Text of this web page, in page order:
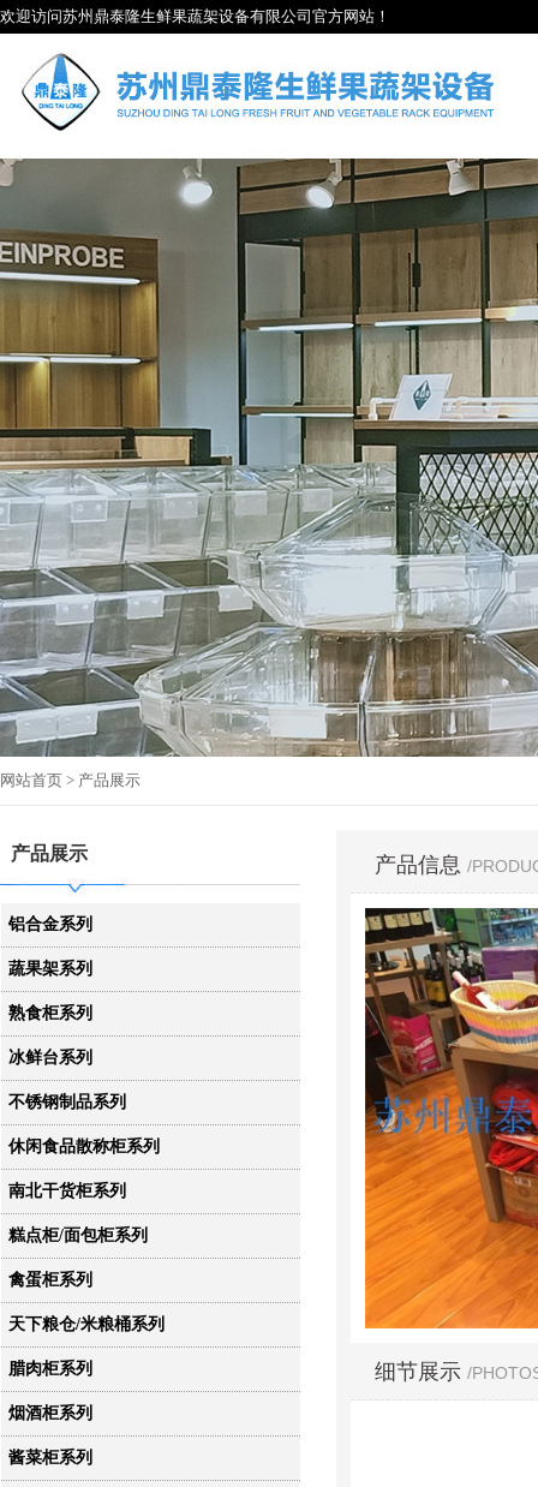
欢迎访问苏州鼎泰隆生鲜果蔬架设备有限公司官方网站！
网站首页 > 产品展示
产品展示
铝合金系列
蔬果架系列
熟食柜系列
冰鲜台系列
不锈钢制品系列
休闲食品散称柜系列
南北干货柜系列
糕点柜/面包柜系列
禽蛋柜系列
天下粮仓/米粮桶系列
腊肉柜系列
烟酒柜系列
酱菜柜系列
产品信息 /
细节展示 /